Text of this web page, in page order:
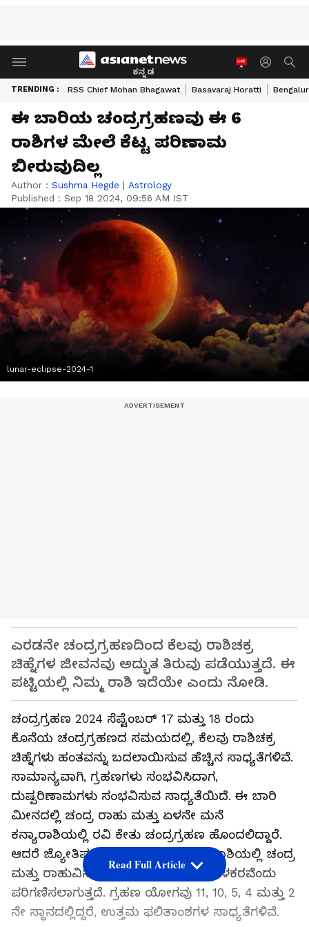
ಕನ್ನಡ
TRENDING : RSS Chief Mohan Bhagawat Basavaraj Horatti
ಈ ಬಾರಿಯ ಚಂದ್ರಗ್ರಹಣವು ಈ 6
ರಾಶಿಗಳ ಮೇಲೆ ಕೆಟ್ಟ ಪರಿಣಾಮ
ಬೀರುವುದಿಲ್ಲ
Author : Sushma Hegde | Astrology
Published : Sep 18 2024, 09:56 AM IST
lunar-eclipse-2024-1
ಎರಡನೇ ಚಂದ್ರಗ್ರಹಣದಿಂದ ಕೆಲವು ರಾಶಿಚಕ್ರ
ಚಿಹ್ನೆಗಳ ಜೀವನವು ಅದ್ಭುತ ತಿರುವು ಪಡೆಯುತ್ತದೆ. ಈ
ಪಟ್ಟಿಯಲ್ಲಿ ನಿಮ್ಮ ರಾಶಿ ಇದೆಯೇ ಎಂದು ನೋಡಿ.
ಚಂದ್ರಗ್ರಹಣ 2024 ಸೆಪ್ಟೆಂಬರ್ 17 ಮತ್ತು 18 ರಂದು
ಕೊನೆಯ ಚಂದ್ರಗ್ರಹಣದ ಸಮಯದಲ್ಲಿ, ಕೆಲವು ರಾಶಿಚಕ್ರ
ಚಿಹ್ನೆಗಳು ಹಂತವನ್ನು ಬದಲಾಯಿಸುವ ಹೆಚ್ಚಿನ ಸಾಧ್ಯತೆಗಳಿವೆ.
ಸಾಮಾನ್ಯವಾಗಿ, ಗ್ರಹಣಗಳು ಸಂಭವಿಸಿದಾಗ,
ದುಷ್ಪರಿಣಾಮಗಳು ಸಂಭವಿಸುವ ಸಾಧ್ಯತೆಯಿದೆ. ಈ ಬಾರಿ
ಮೀನದಲ್ಲಿ ಚಂದ್ರ ರಾಹು ಮತ್ತು ಏಳನೇ ಮನೆ
ಕನ್ಯಾರಾಶಿಯಲ್ಲಿ ರವಿ ಕೇತು ಚಂದ್ರಗ್ರಹಣ ಹೊಂದಲಿದ್ದಾರೆ.
ಆದರೆ ಜ್ಯೋತಿಷ್ಯ ಶಾಸ್ತ್ರದ ಪ್ರಕಾರ, ಮೀನ ರಾಶಿಯಲ್ಲಿ ಚಂದ್ರ
ಮತ್ತು ರಾಹುವಿನ ಸಂಯೋಜನೆಯನ್ನು ಮಂಗಳಕರವೆಂದು
ಪರಿಗಣಿಸಲಾಗುತ್ತದೆ. ಗ್ರಹಣ ಯೋಗವು 11, 10, 5, 4 ಮತ್ತು 2
ನೇ ಸ್ಥಾನದಲ್ಲಿದ್ದರೆ, ಉತ್ತಮ ಫಲಿತಾಂಶಗಳ ಸಾಧ್ಯತೆಗಳಿವೆ.
Read Full Article